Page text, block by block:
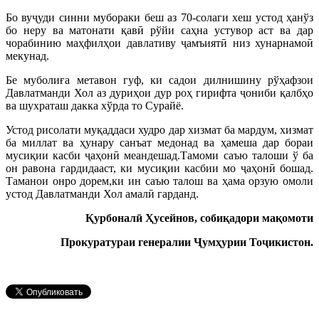
Бо вуҷуди синни мубораки беш аз 70-солаги хеш устод ҳанўз
бо неру ва матонати қавӣ рўйи саҳна устувор аст ва дар
чорабинию маҳфилҳои давлативу ҷамъиятӣ низ хунарнамоӣ
мекунад.
Бе муболиға метавон гуф, ки садои дилнишину рўҳафзои
Давлатманди Хол аз дуриҳои дур роҳ гирифта ҷониби қалбҳо
ва шухраташ дакка хўрда то Сурайё.
Устод рисолати муқаддаси худро дар хизмат ба мардум, хизмат
ба миллат ва ҳунару санъат медонад ва ҳамеша дар бораи
мусиқии касби ҷаҳонӣ меандешад.Тамоми саъю талоши ў ба
он равона гардидааст, ки мусиқии касбии мо ҷаҳонӣ бошад.
Таманои онро дорем,ки ин саъю талош ва ҳама орзую омоли
устод Давлатманди Хол амалӣ гарданд.
Қурбоналӣ Ҳусейнов, собиқадори мақомоти
Прокуратураи генералии Ҷумҳурии Тоҷикистон.